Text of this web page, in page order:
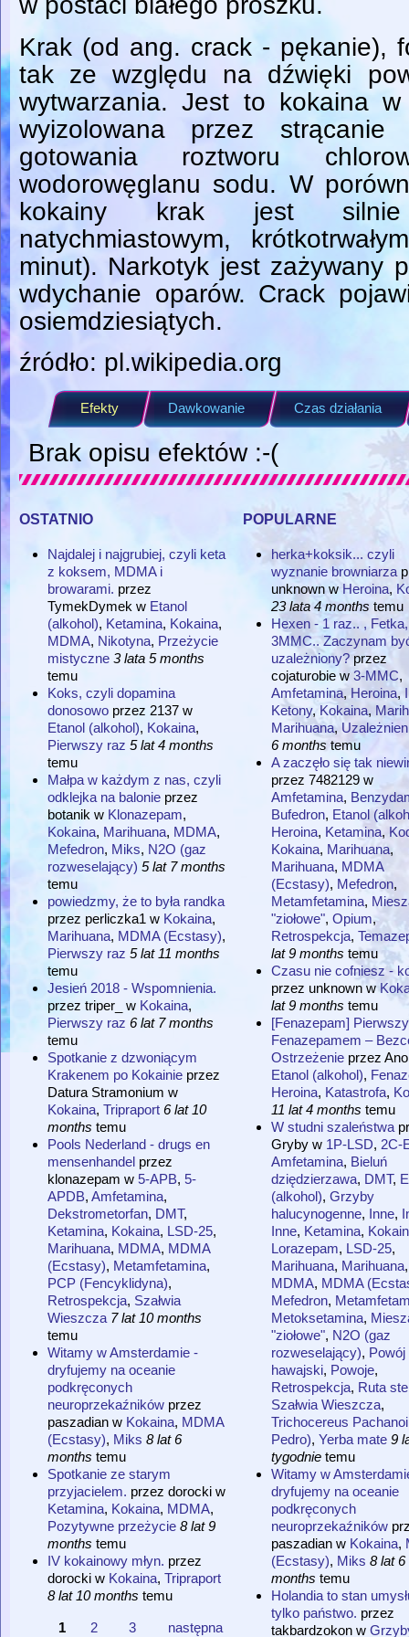
Krak (od ang. crack - pękanie),
tak ze względu na dźwięki
wytwarzania. Jest to kokaina
wyizolowana przez strącanie
gotowania roztworu
wodorowęglanu sodu. W
kokainy krak jest silnie
natychmiastowym,
minut). Narkotyk jest zażywany
wdychanie oparów. Crack
osiemdziesiątych.
źródło: pl.wikipedia.org
Efekty Dawkowanie Czas działania
Brak opisu efektów :-(
ostatnio
Najdalej i najgrubiej, czyli keta
z koksem, MDMA i
browarami. przez
TymekDymek w Etanol
(alkohol), Ketamina, Kokaina,
MDMA, Nikotyna, Przeżycie
mistyczne 3 lata 5 months
temu
Koks, czyli dopamina
donosowo przez 2137 w
Etanol (alkohol), Kokaina,
Pierwszy raz 5 lat 4 months
temu
Małpa w każdym z nas, czyli
odklejka na balonie przez
botanik w Klonazepam,
Kokaina, Marihuana, MDMA,
Mefedron, Miks, N2O (gaz
rozweselający) 5 lat 7 months
temu
powiedzmy, że to była randka
przez perliczka1 w Kokaina,
Marihuana, MDMA (Ecstasy),
Pierwszy raz 5 lat 11 months
temu
Jesień 2018 - Wspomnienia.
przez triper_ w Kokaina,
Pierwszy raz 6 lat 7 months
temu
Spotkanie z dzwoniącym
Krakenem po Kokainie przez
Datura Stramonium w
Kokaina, Tripraport 6 lat 10
months temu
Pools Nederland - drugs en
mensenhandel przez
klonazepam w 5-APB, 5-
APDB, Amfetamina,
Dekstrometorfan, DMT,
Ketamina, Kokaina, LSD-25,
Marihuana, MDMA, MDMA
(Ecstasy), Metamfetamina,
PCP (Fencyklidyna),
Retrospekcja, Szałwia
Wieszcza 7 lat 10 months
temu
Witamy w Amsterdamie -
dryfujemy na oceanie
podkręconych
neuroprzekaźników przez
paszadian w Kokaina, MDMA
(Ecstasy), Miks 8 lat 6
months temu
Spotkanie ze starym
przyjacielem. przez dorocki w
Ketamina, Kokaina, MDMA,
Pozytywne przeżycie 8 lat 9
months temu
IV kokainowy młyn. przez
dorocki w Kokaina, Tripraport
8 lat 10 months temu
1 2 3
następna
popularne
herka+koksik... czyli
wyznanie browniarza
unknown w Heroina,
23 lata 4 months temu
Hexen - 1 raz.. , Fetka,
3MMC.. Zaczynam
uzależniony? przez
cojaturobie w 3-MMC,
Amfetamina, Heroina,
Ketony, Kokaina,
Marihuana,
6 monthstemu
A zaczęło się tak
przez 7482129 w
Amfetamina,
Bufedron, Etanol
Heroina, Ketamina,
Kokaina, Marihuana,
Marihuana, MDMA
(Ecstasy), Mefedron,
Metamfetamina,
"ziołowe", Opium,
Retrospekcja,
lat 9 months temu
Czasu nie cofniesz -
przez unknown w
lat 9 months temu
[Fenazepam]
Fenazepamem –
Ostrzeżenie przez
Etanol (alkohol),
Heroina, Katastrofa,
11 lat 4 months temu
W studni szaleństwa
Gryby w 1P-LSD, 2C-
Amfetamina, Bieluń
dziędzierzawa, DMT,
(alkohol), Grzyby
halucynogenne, Inne,
Inne, Ketamina,
Lorazepam, LSD-25,
Marihuana, Marihuana,
MDMA, MDMA
Mefedron,
Metoksetamina,
"ziołowe", N2O (gaz
rozweselający), Powój
hawajski, Powoje,
Retrospekcja, Ruta
Szałwia Wieszcza,
Trichocereus
Pedro), Yerba mate 9
tygodnietemu
Witamy w
dryfujemy na oceanie
podkręconych
neuroprzekaźników
paszadian w Kokaina,
(Ecstasy), Miks 8 lat 6
months temu
Holandia to stan
tylko państwo. przez
takbardzokon w